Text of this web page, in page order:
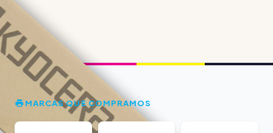
MARCAS QUE COMPRAMOS